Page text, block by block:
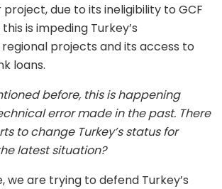
due to its ineligibility to GCF
is impeding Turkey’s
projects and its access to
loans.
before, this is happening
error made in the past. There
to change Turkey’s status for
latest situation?
we are trying to defend Turkey’s